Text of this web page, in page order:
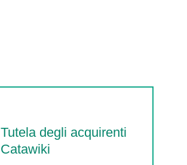
Tutela degli acquirenti
Catawiki